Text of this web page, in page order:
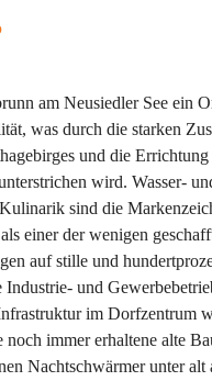
am Neusiedler See ein
was durch die starken
und die Errichtung
wird. Wasser-
sind die
einer der wenigen
auf stille und
Industrie- und
im Dorfzentrum
noch immer erhaltene alte
Nachtschwärmer unter alt